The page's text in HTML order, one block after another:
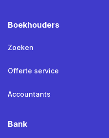
Boekhouders
Zoeken
Offerte service
Accountants
Bank